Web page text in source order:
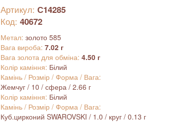
Артикул: С14285
Код: 40672
Метал: золото 585
Вага вироба: 7.02 г
Вага золота для обміна: 4.50 г
Колір каміння: Білий
Камінь / Розмір / Форма / Вага:
Жемчуг / 10 / сфера / 2.66 г
Колір каміння: Білий
Камінь / Розмір / Форма / Вага:
Куб.цирконий SWAROVSKI / 1.0 / круг / 0.13 г